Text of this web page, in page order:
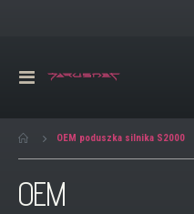
Przełącznik
OEM poduszka silnika S2000
OEM